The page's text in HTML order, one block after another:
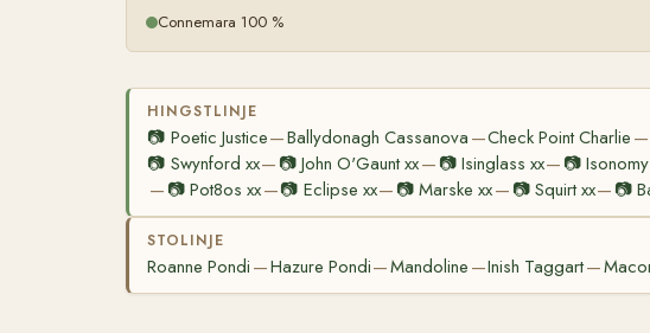
Connemara 100 %
HINGSTLINJE
📷 Poetic Justice—Ballydonagh Cassanova —Check Point Charlie —
📷 Swynford xx— 📷John O'Gaunt xx— 📷 Isinglass xx— 📷
— 📷Pot8os xx—📷 Eclipse xx— 📷Marske xx— 📷 Squirt xx— 📷
STOLINJE
Roanne Pondi —Hazure Pondi—Mandoline —Inish Taggart—